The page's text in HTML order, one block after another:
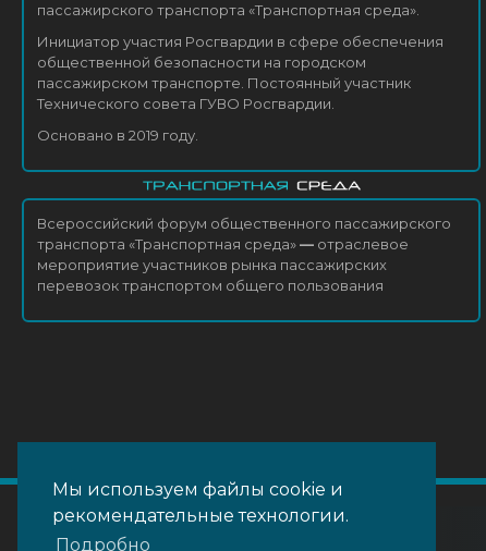
Мы используем файлы cookie и
рекомендательные технологии.
Подробно
пассажирского транспорта «Транспортная среда».
Инициатор участия Росгвардии в сфере обеспечения
общественной безопасности на городском
пассажирском транспорте. Постоянный участник
Технического совета ГУВО Росгвардии.
Основано в 2019 году.
Всероссийский форум общественного пассажирского
транспорта «Транспортная среда»— отраслевое
мероприятие участников рынка пассажирских
перевозок транспортом общего пользования